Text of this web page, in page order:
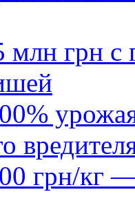
грн с
грн/кг —